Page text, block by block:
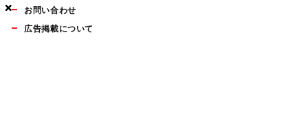
×
×
×
お問い合わせ
広告掲載について